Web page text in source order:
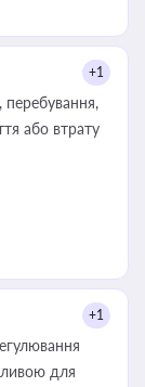
+1
перебування,
або втрату
+1
для